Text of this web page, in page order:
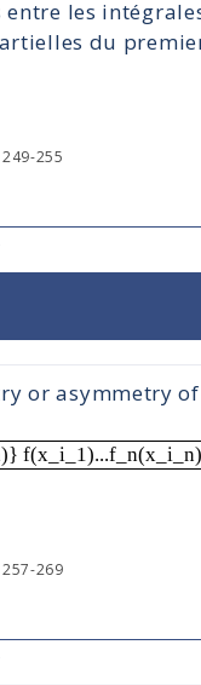
entre les
du
255
or asymmetry of
f(x_i_1)...f_n(x_i_n)
269